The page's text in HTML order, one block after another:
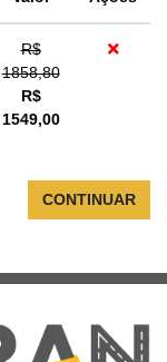
R$
1858,80
R$
1549,00
CONTINUAR